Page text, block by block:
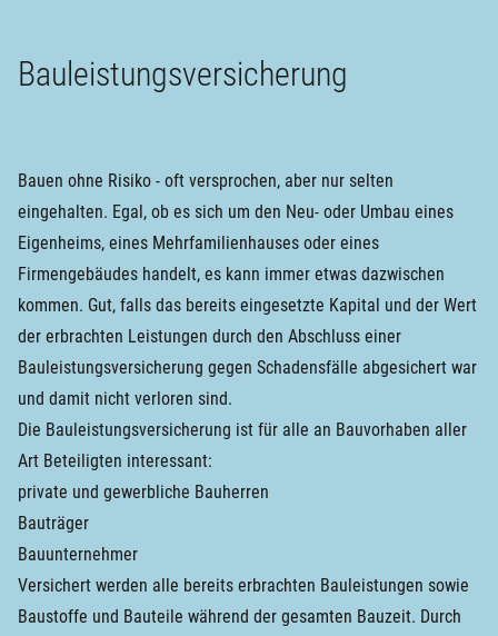
Bauleistungsversicherung
Bauen ohne Risiko - oft versprochen, aber nur selten
eingehalten. Egal, ob es sich um den Neu- oder Umbau eines
Eigenheims, eines Mehrfamilienhauses oder eines
Firmengebäudes handelt, es kann immer etwas dazwischen
kommen. Gut, falls das bereits eingesetzte Kapital und der Wert
der erbrachten Leistungen durch den Abschluss einer
Bauleistungsversicherung gegen Schadensfälle abgesichert war
und damit nicht verloren sind.
Die Bauleistungsversicherung ist für alle an Bauvorhaben aller
Art Beteiligten interessant:
private und gewerbliche Bauherren
Bauträger
Bauunternehmer
Versichert werden alle bereits erbrachten Bauleistungen sowie
Baustoffe und Bauteile während der gesamten Bauzeit. Durch